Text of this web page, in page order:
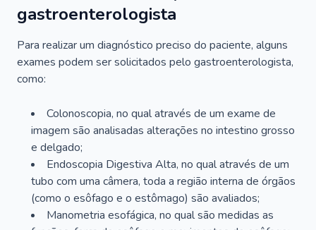
gastroenterologista
Para realizar um diagnóstico preciso do paciente, alguns
exames podem ser solicitados pelo gastroenterologista,
como:
Colonoscopia, no qual através de um exame de
imagem são analisadas alterações no intestino grosso
e delgado;
Endoscopia Digestiva Alta, no qual através de um
tubo com uma câmera, toda a região interna de órgãos
(como o esôfago e o estômago) são avaliados;
Manometria esofágica, no qual são medidas as